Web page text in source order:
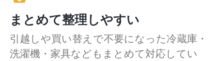
まとめて整理しやすい
引越しや買い替えで不要になった冷蔵庫・
洗濯機・家具などもまとめて対応してい